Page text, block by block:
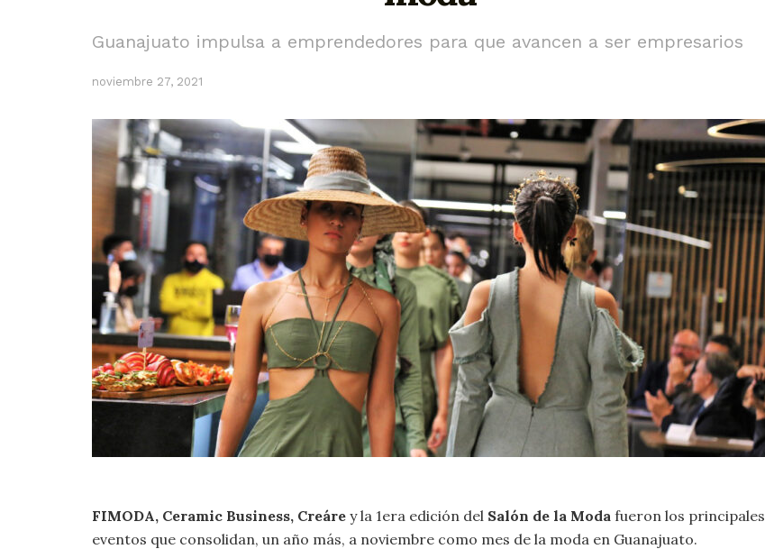
Guanajuato impulsa a emprendedores para que avancen a ser empresarios
noviembre 27, 2021
FIMODA, Ceramic Business, Creáre y la 1era edición del Salón de la Moda fueron los principales
eventos que consolidan, un año más, a noviembre como mes de la moda en Guanajuato.